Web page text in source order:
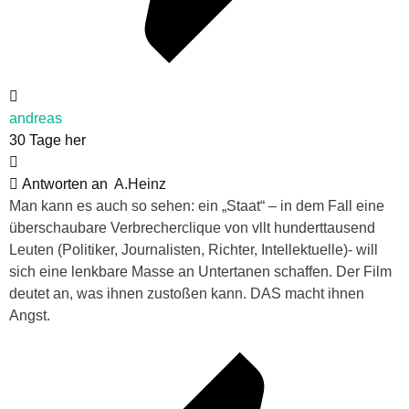
andreas
30 Tage her
Antworten an A.Heinz
Man kann es auch so sehen: ein „Staat“ – in dem Fall eine
überschaubare Verbrecherclique von vllt hunderttausend
Leuten (Politiker, Journalisten, Richter, Intellektuelle)- will
sich eine lenkbare Masse an Untertanen schaffen. Der Film
deutet an, was ihnen zustoßen kann. DAS macht ihnen
Angst.